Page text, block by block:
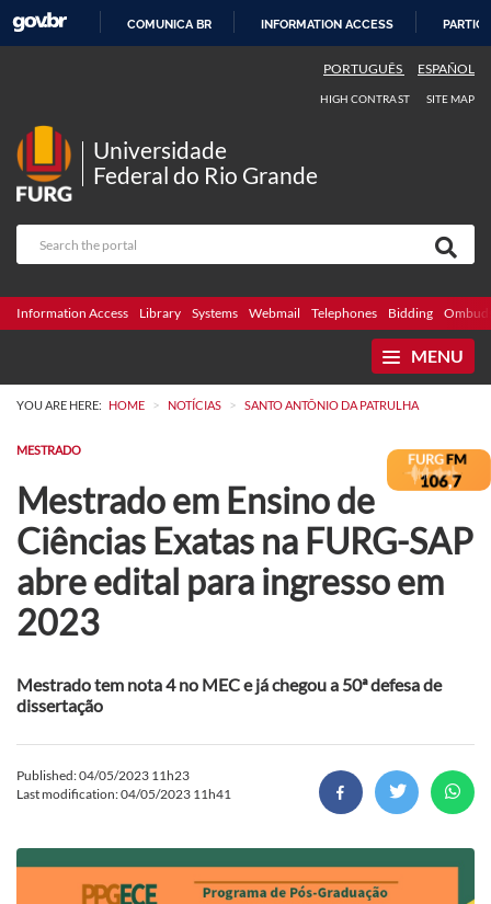
COMUNICA BR INFORMATION ACCESS
PORTUGUÊS ESPAÑOL
HIGH CONTRAST SITE MAP
Universidade
Federal do Rio Grande
Information Access Library Systems Webmail Telephones Bidding
MENU
YOU ARE HERE: HOME > NOTÍCIAS > SANTO ANTÔNIO DA PATRULHA
MESTRADO
Mestrado em Ensino de
Ciências Exatas na FURG-SAP
abre edital para ingresso em
2023
Mestrado tem nota 4 no MEC e já chegou a 50ª defesa de
dissertação
Published: 04/05/2023 11h23
Last modification: 04/05/2023 11h41